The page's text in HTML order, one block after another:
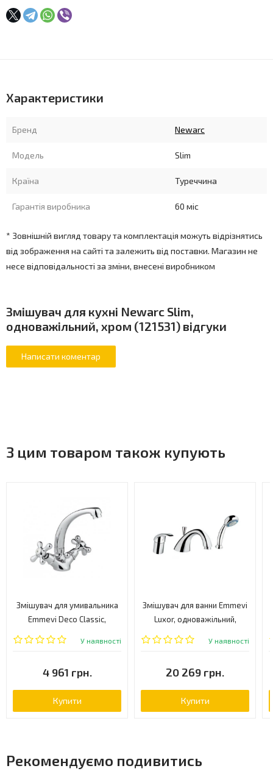
Характеристики
Бренд Newarc
Модель Slim
Країна Туреччина
Гарантія виробника 60 міс
* Зовнішній вигляд товару та комплектація можуть відрізнятись
від зображення на сайті та залежить від поставки. Магазин не
несе відповідальності за зміни, внесені виробником
Змішувач для кухні Newarc Slim,
одноважільний, хром (121531) відгуки
З цим товаром також купують
Змішувач для умивальника
Emmevi Deco Classic,
двовентильний, хром
У наявності
4 961 грн.
Купити
Змішувач для ванни Emmevi
Luxor, одноважільний,
золото (OR70120R)
У наявності
20 269 грн.
Купити
Рекомендуємо подивитись